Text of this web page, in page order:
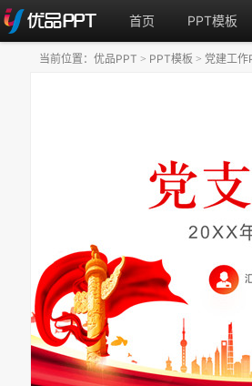
首页 PPT模板
当前位置： 优品PPT > PPT模板 > 党建工作